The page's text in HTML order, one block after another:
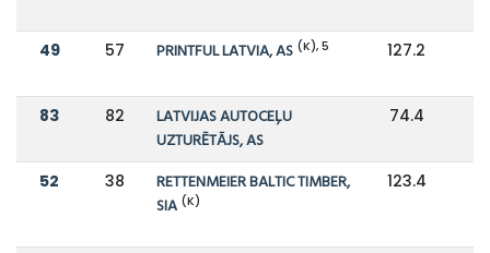
49 57 PRINTFUL LATVIA, AS (K), 5 127.2
83 82
LATVIJAS AUTOCEĻU
UZTURĒTĀJS, AS
74.4
52 38
RETTENMEIER BALTIC TIMBER,
SIA (K)
123.4